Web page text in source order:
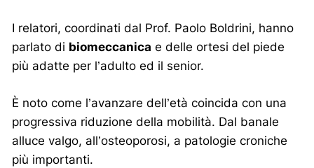
I relatori, coordinati dal Prof. Paolo Boldrini, hanno
parlato di biomeccanica e delle ortesi del piede
più adatte per l’adulto ed il senior.
È noto come l’avanzare dell’età coincida con una
progressiva riduzione della mobilità. Dal banale
alluce valgo, all’osteoporosi, a patologie croniche
più importanti.